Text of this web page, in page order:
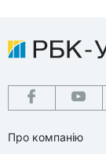
Про компанію